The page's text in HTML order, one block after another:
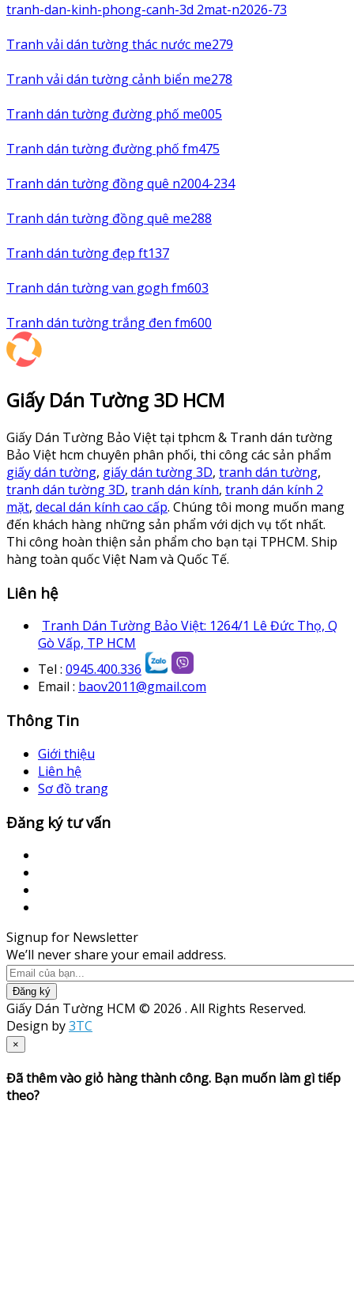
tranh-dan-kinh-phong-canh-3d 2mat-n2026-73
Tranh vải dán tường thác nước me279
Tranh vải dán tường cảnh biển me278
Tranh dán tường đường phố me005
Tranh dán tường đường phố fm475
Tranh dán tường đồng quê n2004-234
Tranh dán tường đồng quê me288
Tranh dán tường đẹp ft137
Tranh dán tường van gogh fm603
Tranh dán tường trắng đen fm600
Giấy Dán Tường 3D HCM
Giấy Dán Tường Bảo Việt tại tphcm & Tranh dán tường
Bảo Việt hcm chuyên phân phối, thi công các sản phẩm
giấy dán tường, giấy dán tường 3D, tranh dán tường,
tranh dán tường 3D, tranh dán kính, tranh dán kính 2
mặt, decal dán kính cao cấp. Chúng tôi mong muốn mang
đến khách hàng những sản phẩm với dịch vụ tốt nhất.
Thi công hoàn thiện sản phẩm cho bạn tại TPHCM. Ship
hàng toàn quốc Việt Nam và Quốc Tế.
Liên hệ
Tranh Dán Tường Bảo Việt: 1264/1 Lê Đức Thọ, Q
Gò Vấp, TP HCM
Tel : 0945.400.336
Email : baov2011@gmail.com
Thông Tin
Giới thiệu
Liên hệ
Sơ đồ trang
Đăng ký tư vấn
Signup for Newsletter
We’ll never share your email address.
Đăng ký
Giấy Dán Tường HCM © 2026 . All Rights Reserved.
Design by3TC
×
Đã thêm vào giỏ hàng thành công. Bạn muốn làm gì tiếp
theo?